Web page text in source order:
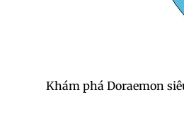
Khám phá Doraemon